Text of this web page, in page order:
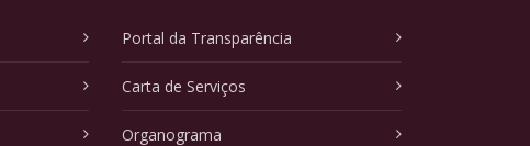
Portal da Transparência
Carta de Serviços
Organograma